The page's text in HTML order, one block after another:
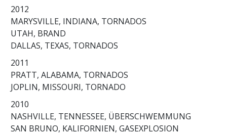
2012
MARYSVILLE, INDIANA, TORNADOS
UTAH, BRAND
DALLAS, TEXAS, TORNADOS
2011
PRATT, ALABAMA, TORNADOS
JOPLIN, MISSOURI, TORNADO
2010
NASHVILLE, TENNESSEE, ÜBERSCHWEMMUNG
SAN BRUNO, KALIFORNIEN, GASEXPLOSION